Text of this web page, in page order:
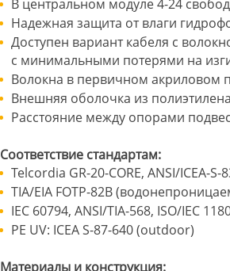
В центральном модуле 4-24
Надежная защита от влаги
Доступен вариант кабеля с
с минимальными потерями на
Волокна в первичном акриловом
Внешняя оболочка из
Расстояние между опорами
Соответствие стандартам:
Telcordia GR-20-CORE, ANSI/ICEA-S-
TIA/EIA FOTP-82В
IEC 60794, ANSI/TIA-568, ISO/IEC
PE UV: ICEA S-87-640 (outdoor)
Материалы и конструкция: